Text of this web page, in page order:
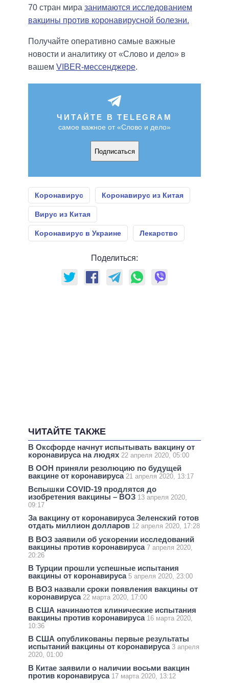
70 стран мира занимаются исследованием
вакцины против коронавирусной болезни.
Получайте оперативно самые важные
новости и аналитику от «Слово и дело» в
вашем VIBER-мессенджере.
ЧИТАЙТЕ В TELEGRAM
самое важное от «Слово и дело»
Подписаться
Коронавирус Коронавирус из Китая
Вирус из Китая
Коронавирус в Украине Лекарство
Поделиться:
ЧИТАЙТЕ ТАКЖЕ
В Оксфорде начнут испытывать вакцину от
коронавируса на людях 22 апреля 2020, 05:00
В ООН приняли резолюцию по будущей
вакцине от коронавируса 21 апреля 2020, 13:17
Вспышки COVID-19 продлятся до
изобретения вакцины – ВОЗ 13 апреля 2020,
09:17
За вакцину от коронавируса Зеленский готов
отдать миллион долларов 12 апреля 2020, 17:28
В ВОЗ заявили об ускорении исследований
вакцины против коронавируса 7 апреля 2020,
20:26
В Турции прошли успешные испытания
вакцины от коронавируса 5 апреля 2020, 23:00
В ВОЗ назвали сроки появления вакцины от
коронавируса 22 марта 2020, 17:00
В США начинаются клинические испытания
вакцины против коронавируса 16 марта 2020,
10:36
В США опубликованы первые результаты
испытаний вакцины от коронавируса 3 апреля
2020, 01:00
В Китае заявили о наличии восьми вакцин
против коронавируса 17 марта 2020, 13:12